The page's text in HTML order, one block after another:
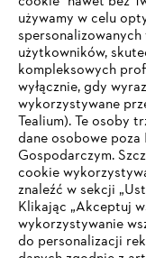
Firma
STIHL FAQ
używamy w celu
użytkowników,
kompleksowych
wyłącznie, gdy
wykorzystywane
Tealium). Te osoby
dane osobowe
Gospodarczym.
cookie
znaleźć w sekcji
Klikając „Akceptuj
wykorzystywanie
do personalizacji